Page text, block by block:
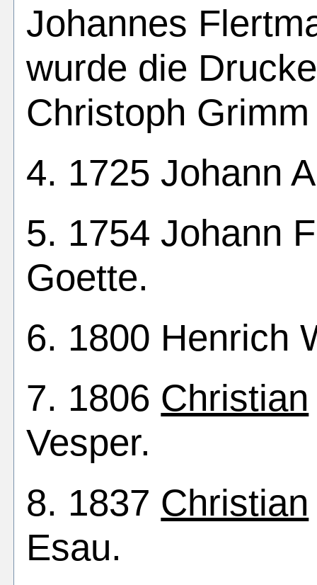
Johannes
wurde die
Christoph
4. 1725 Johann
5. 1754 Johann
Goette.
6. 1800 Henrich
7. 1806 Christian
Vesper.
8. 1837 Christian
Esau.